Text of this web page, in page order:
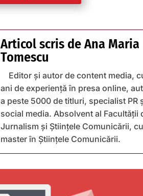
Articol scris deAna Maria
Tomescu
Editor și autor de content media,
ani de experiență în presa online,
a peste 5000 de titluri, specialist PR
social media. Absolvent al Facultății
Jurnalism și Științele Comunicării, cu
master în Științele Comunicării.